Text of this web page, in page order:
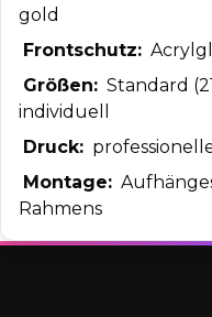
gold
Frontschutz:
Größen: Standard
individuell
Druck:
Montage:
Rahmens